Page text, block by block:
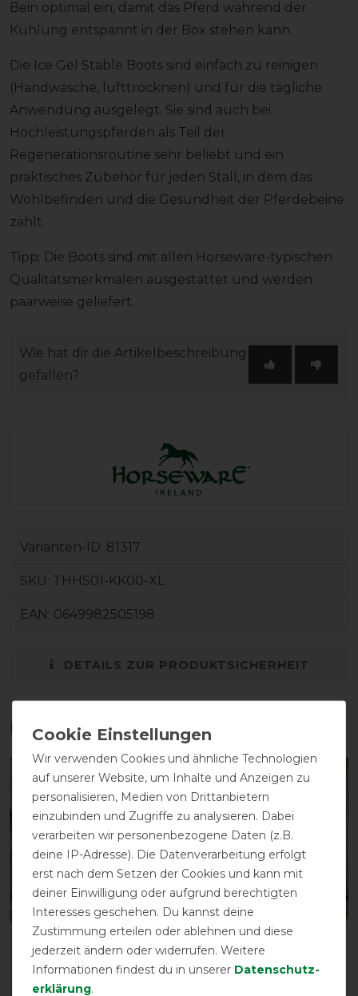
Bein optimal ein, damit das Pferd während der
Kühlung entspannt in der Box stehen kann.
Die Ice Gel Stable Boots sind einfach zu reinigen
(Handwäsche, lufttrocknen) und für die tägliche
Anwendung ausgelegt. Sie sind auch bei
Hochleistungspferden als Teil der
Regenerationsroutine sehr beliebt und ein
praktisches Zubehör für jeden Stall, in dem das
Wohlbefinden und die Gesundheit der Pferdebeine
zählt.
Tipp: Die Boots sind mit allen Horseware-typischen
Qualitätsmerkmalen ausgestattet und werden
paarweise geliefert.
Wie hat dir die Artikelbeschreibung
gefallen?
Varianten-ID: 81317
SKU: THHS01-KK00-XL
EAN: 0649982505198
DETAILS ZUR PRODUKTSICHERHEIT
Das perfekte Zubehör für dich
-10%
Horseware Amigo Stable
Sheet
-10%
Ripstop Insulator Plus
Stable 200g
Wir verwenden Cookies und ähnliche Technologien
auf unserer Website, um Inhalte und Anzeigen zu
personalisieren, Medien von Drittanbietern
einzubinden und Zugriffe zu analysieren. Dabei
verarbeiten wir personenbezogene Daten (z.B.
deine IP-Adresse). Die Datenverarbeitung erfolgt
erst nach dem Setzen der Cookies und kann mit
deiner Einwilligung oder aufgrund berechtigten
Interesses geschehen. Du kannst deine
Zustimmung erteilen oder ablehnen und diese
jederzeit ändern oder widerrufen. Weitere
Informationen findest du in unserer Daten­schutz­
erklärung.